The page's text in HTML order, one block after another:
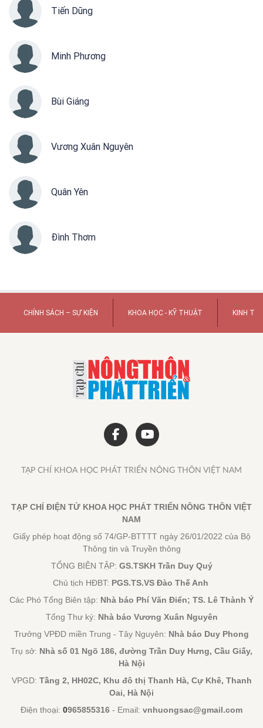
Tiến Dũng
Minh Phương
Bùi Giáng
Vương Xuân Nguyên
Quân Yên
Đình Thơm
CHÍNH SÁCH – SỰ KIỆN KHOA HỌC - KỸ THUẬT KINH TẾ
TẠP CHÍ KHOA HỌC PHÁT TRIỂN NÔNG THÔN VIỆT NAM
TẠP CHÍ ĐIỆN TỬ KHOA HỌC PHÁT TRIỂN NÔNG THÔN VIỆT
NAM
Giấy phép hoạt động số 74/GP-BTTTT ngày 26/01/2022 của Bộ
Thông tin và Truyền thông
TỔNG BIÊN TẬP: GS.TSKH Trần Duy Quý
Chủ tịch HĐBT: PGS.TS.VS Đào Thế Anh
Các Phó Tổng Biên tập: Nhà báo Phí Văn Điển; TS. Lê Thành Ý
Tổng Thư ký: Nhà báo Vương Xuân Nguyên
Trưởng VPĐD miền Trung - Tây Nguyên: Nhà báo Duy Phong
Trụ sở: Nhà số 01 Ngõ 186, đường Trần Duy Hưng, Cầu Giấy,
Hà Nội
VPGD: Tầng 2, HH02C, Khu đô thị Thanh Hà, Cự Khê, Thanh
Oai, Hà Nội
Điện thoại: 0965855316 - Email: vnhuongsac@gmail.com